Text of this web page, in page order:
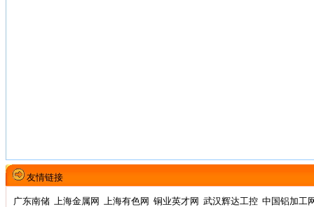
友情链接
广东南储 上海金属网 上海有色网 铜业英才网 武汉辉达工控 中国铝加工